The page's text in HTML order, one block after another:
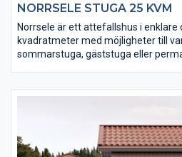
NORRSELE STUGA 25 KVM
Norrsele är ett attefallshus i enklare
kvadratmeter med möjligheter till
sommarstuga, gäststuga eller
OBS! Altanen är ett tillbehör och kan